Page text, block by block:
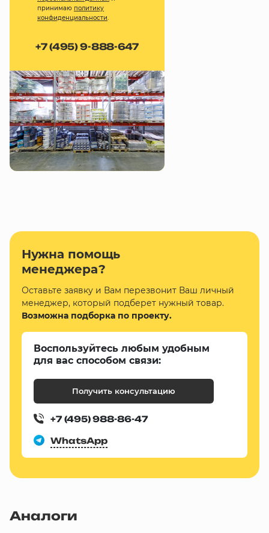
принимаю политику
конфиденциальности.
+7 (495) 9-888-647
Нужна помощь
менеджера?
Оставьте заявку и Вам перезвонит Ваш личный
менеджер, который подберет нужный товар.
Возможна подборка по проекту.
Воспользуйтесь любым удобным
для вас способом связи:
Получить консультацию
+7 (495) 988-86-47
WhatsApp
Аналоги